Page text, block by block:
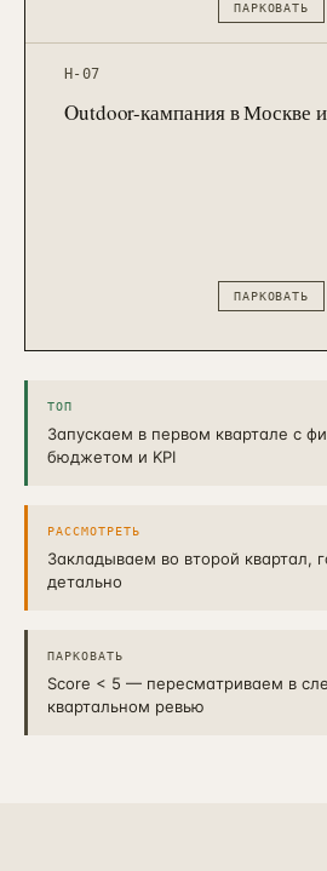
ПАРКОВАТЬ
H-07
Outdoor-кампания в Москве
ПАРКОВАТЬ
ТОП
Запускаем в первом квартале с
бюджетом и KPI
РАССМОТРЕТЬ
Закладываем во второй квартал,
детально
ПАРКОВАТЬ
Score < 5 — пересматриваем в
квартальном ревью